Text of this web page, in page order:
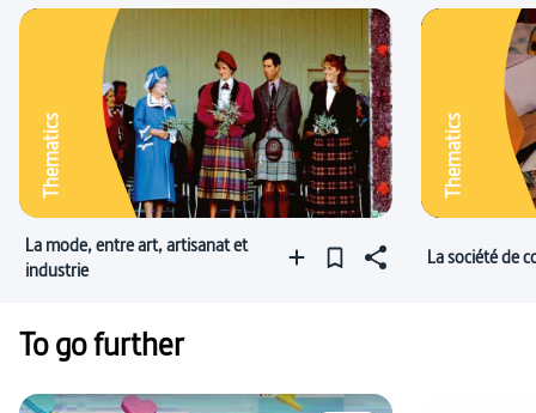
Thematics
La mode, entre art, artisanat et
industrie
Thematics
La société de
To go further